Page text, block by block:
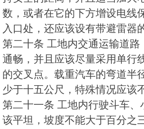
数，或者在它的下方增设电线
入口处，还应该设有带避雷器
第二十条 工地内交通运输道路
通畅，并且应该尽量采用单行
的交叉点。载重汽车的弯道半
少于十五公尺，特殊情况应该
第二十一条 工地内行驶斗车、
该平坦，坡度不能大于百分之